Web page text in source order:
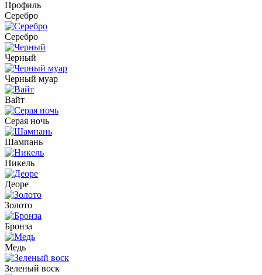
Профиль
Серебро
Серебро
Черный
Черный муар
Вайт
Серая ночь
Шампань
Никель
Деоре
Золото
Бронза
Медь
Зеленый воск